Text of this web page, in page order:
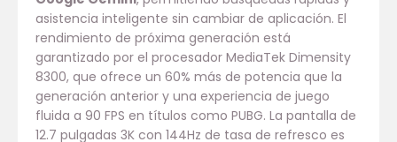
asistencia inteligente sin cambiar de aplicación. El
rendimiento de próxima generación está
garantizado por el procesador MediaTek Dimensity
8300, que ofrece un 60% más de potencia que la
generación anterior y una experiencia de juego
fluida a 90 FPS en títulos como PUBG. La pantalla de
12.7 pulgadas 3K con 144Hz de tasa de refresco es